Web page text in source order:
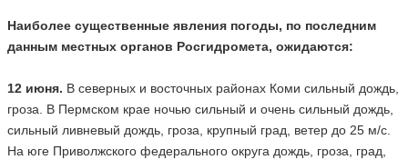
Наиболее существенные явления погоды, по последним
данным местных органов Росгидромета, ожидаются:
12 июня. В северных и восточных районах Коми сильный дождь,
гроза. В Пермском крае ночью сильный и очень сильный дождь,
сильный ливневый дождь, гроза, крупный град, ветер до 25 м/с.
На юге Приволжского федерального округа дождь, гроза, град,